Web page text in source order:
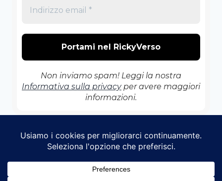
Non inviamo spam! Leggi la nostra
Informativa sulla privacyper avere maggiori
informazioni.